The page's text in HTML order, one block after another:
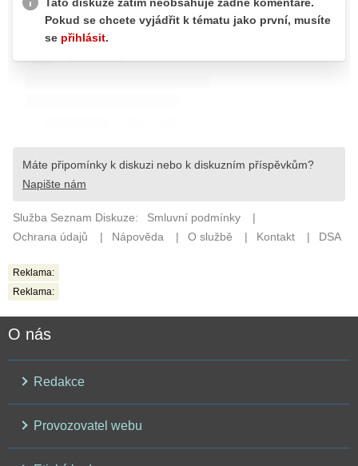
Reklama:
Reklama:
O nás
Redakce
Provozovatel webu